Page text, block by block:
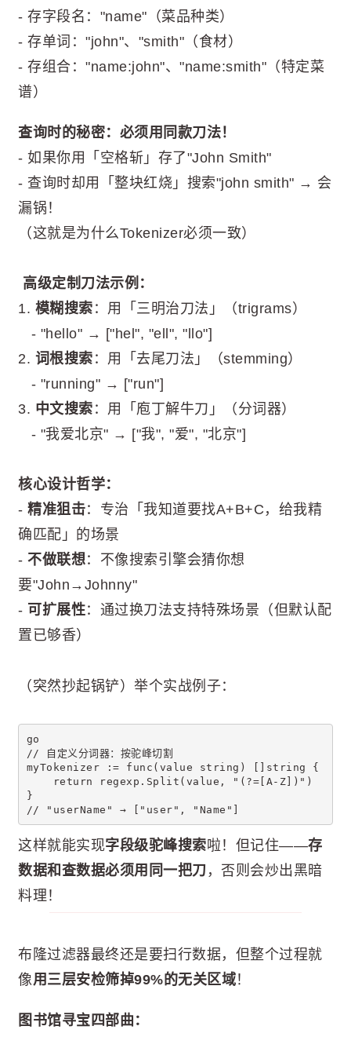
- 存字段名："name"（菜品种类）
- 存单词："john"、"smith"（食材）
- 存组合："name:john"、"name:smith"（特定菜
谱）
查询时的秘密：必须用同款刀法！
- 如果你用「空格斩」存了"John Smith"
- 查询时却用「整块红烧」搜索"john smith" → 会
漏锅！
（这就是为什么Tokenizer必须一致）
️ 高级定制刀法示例：
1. 模糊搜索 ：用「三明治刀法」（trigrams）
- "hello" → ["hel", "ell", "llo"]
2. 词根搜索 ：用「去尾刀法」（stemming）
- "running" → ["run"]
3. 中文搜索 ：用「庖丁解牛刀」（分词器）
- "我爱北京" → ["我", "爱", "北京"]
核心设计哲学：
- 精准狙击：专治「我知道要找A+B+C，给我精
确匹配」的场景
- 不做联想：不像搜索引擎会猜你想
要"John→Johnny"
- 可扩展性：通过换刀法支持特殊场景（但默认配
置已够香）
（突然抄起锅铲）举个实战例子：
go
// 自定义分词器：按驼峰切割
myTokenizer := func(value string) []string {
return regexp.Split(value, "(?=[A-Z])")
}
// "userName" → ["user", "Name"]
这样就能实现字段级驼峰搜索啦！但记住——存
数据和查数据必须用同一把刀 ，否则会炒出黑暗
料理！
布隆过滤器最终还是要扫行数据，但整个过程就
像用三层安检筛掉99%的无关区域！
图书馆寻宝四部曲：